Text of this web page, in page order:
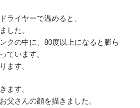
ライヤーで温めると、
した。
クの中に、80度以上になると膨ら
ています。
ます。
ます。
父さんの顔を描きました。